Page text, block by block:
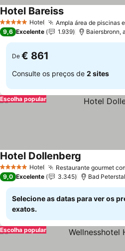
5 Estrelas Hotel Ampla área de piscinas
Hotel Bareiss
9,6 Excelente 1.939 Baiersbronn,
De € 861
Consulte os preços de 2 sites
Escolha popular
5 Estrelas Hotel Restaurante gourmet
Hotel Dollenberg
9,0 Excelente 3.345
Selecione as datas para ver os
exatos.
Escolha popular